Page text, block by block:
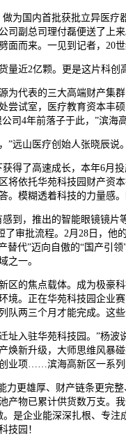
国内首批获批立异医疗
司副总司理付磊便送了上
而来。一见到记者，20世
近2亿颗。更是这片科创
代表的三大高端财产集群
尝试室，医疗教育资本丰
司4年前落子于此，”滨海
山医疗创始人张晓辰说
了高速成长，本年6月投
将依托华苑科技园财产资
。模糊透着科技的力量
，推出的智能眼镜镜片
了审批流程。2月28日，
代”迈向自傲的“国产引
之一。
的焦点载体。成为极豪科
境。正在华苑科技园企业
队两三个月才能完成。这
驻华苑科技园。”杨波
焕新升级，大师思维风
业项……滨海高新区一系列
更雄厚、财产链条更完整
物已累计供货数万支。
企业能深深扎根、专注
技园！